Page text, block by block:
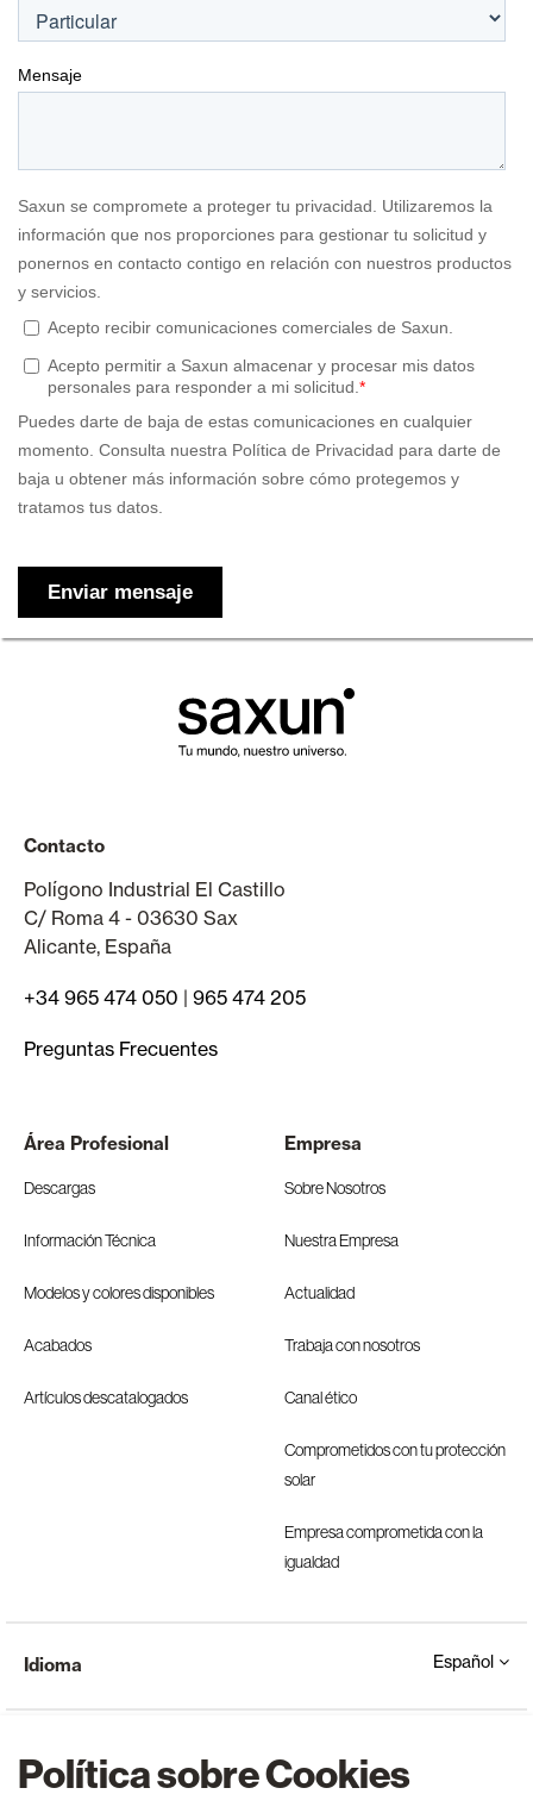
Política sobre Cookies
Contacto
Polígono Industrial El Castillo
C/ Roma 4 - 03630 Sax
Alicante, España
+34 965 474 050 | 965 474 205
Preguntas Frecuentes
Área Profesional
Descargas
Información Técnica
Modelos y colores disponibles
Acabados
Artículos descatalogados
Empresa
Sobre Nosotros
Nuestra Empresa
Actualidad
Trabaja con nosotros
Canal ético
Comprometidos con tu protección
solar
Empresa comprometida con la
igualdad
Idioma Español